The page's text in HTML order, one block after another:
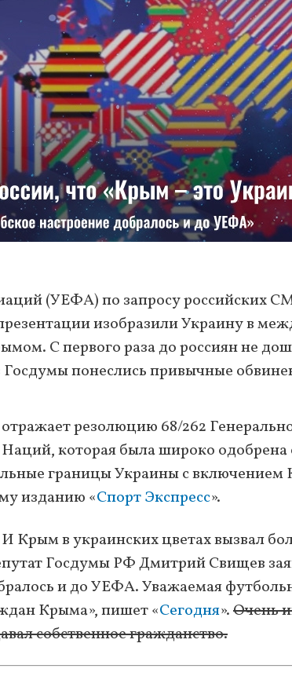
(УЕФА) по запросу российских
изобразили Украину в
С первого раза до россиян не
понеслись привычные
резолюцию 68/262
которая была широко одобрена
границы Украины с включением
изданию «Спорт Экспресс».
Крым в украинских цветах вызвал
Госдумы РФ Дмитрий Свищев
и до УЕФА. Уважаемая
Крыма», пишет «Сегодня».Очень
собственное гражданство.